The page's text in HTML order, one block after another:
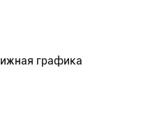
графика